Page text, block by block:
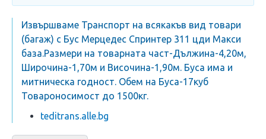
Извършваме Транспорт на всякакъв вид товари
(багаж) с Бус Мерцедес Спринтер 311 цди Макси
база.Размери на товарната част-Дължина-4,20м,
Широчина-1,70м и Височина-1,90м. Буса има и
митническа годност. Обем на Буса-17куб
Товароносимост до 1500кг.
teditrans.alle.bg